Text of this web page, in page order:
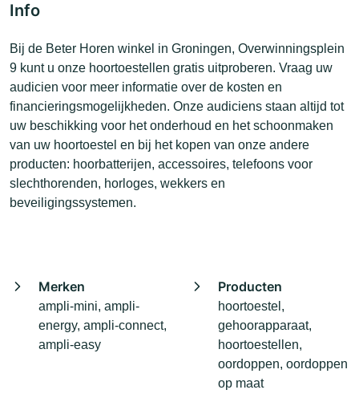
Info
Bij de Beter Horen winkel in Groningen, Overwinningsplein
9 kunt u onze hoortoestellen gratis uitproberen. Vraag uw
audicien voor meer informatie over de kosten en
financieringsmogelijkheden. Onze audiciens staan altijd tot
uw beschikking voor het onderhoud en het schoonmaken
van uw hoortoestel en bij het kopen van onze andere
producten: hoorbatterijen, accessoires, telefoons voor
slechthorenden, horloges, wekkers en
beveiligingssystemen.
Merken
ampli-mini, ampli-
energy, ampli-connect,
ampli-easy
Producten
hoortoestel,
gehoorapparaat,
hoortoestellen,
oordoppen, oordoppen
op maat